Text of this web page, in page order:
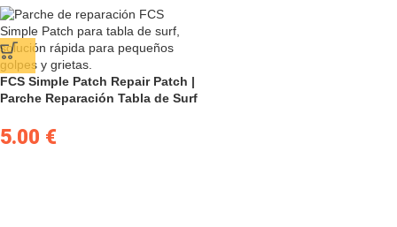
FCS Simple Patch Repair Patch |
Parche Reparación Tabla de Surf
5.00 €